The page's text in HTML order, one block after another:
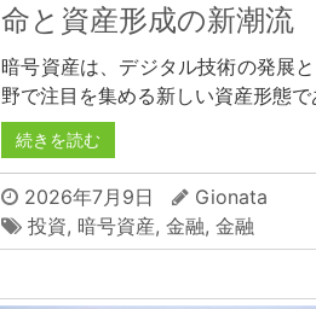
命と資産形成の新潮流
暗号資産は、デジタル技術の発展
野で注目を集める新しい資産形態で
続きを読む
2026年7月9日
Gionata
投資, 暗号資産,金融,金融